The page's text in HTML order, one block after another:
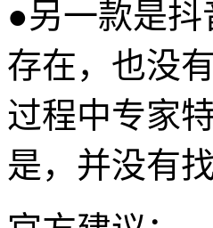
●另一款是
存在，也没
过程中专家
是，并没有